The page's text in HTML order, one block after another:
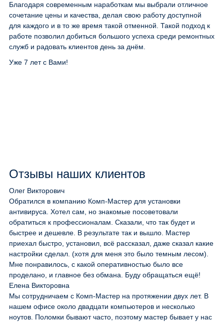
Благодаря современным наработкам мы выбрали отличное
сочетание цены и качества, делая свою работу доступной
для каждого и в то же время такой отменной. Такой подход к
работе позволил добиться большого успеха среди ремонтных
служб и радовать клиентов день за днём.
Уже 7 лет с Вами!
Отзывы наших клиентов
Олег Викторович
Обратился в компанию Комп-Мастер для установки
антивируса. Хотел сам, но знакомые посоветовали
обратиться к профессионалам. Сказали, что так будет и
быстрее и дешевле. В результате так и вышло. Мастер
приехал быстро, установил, всё рассказал, даже сказал какие
настройки сделал. (хотя для меня это было темным лесом).
Мне понравилось, с какой оперативностью было все
проделано, и главное без обмана. Буду обращаться ещё!
Елена Викторовна
Мы сотрудничаем с Комп-Мастер на протяжении двух лет. В
нашем офисе около двадцати компьютеров и несколько
ноутов. Поломки бывают часто, поэтому мастер бывает у нас